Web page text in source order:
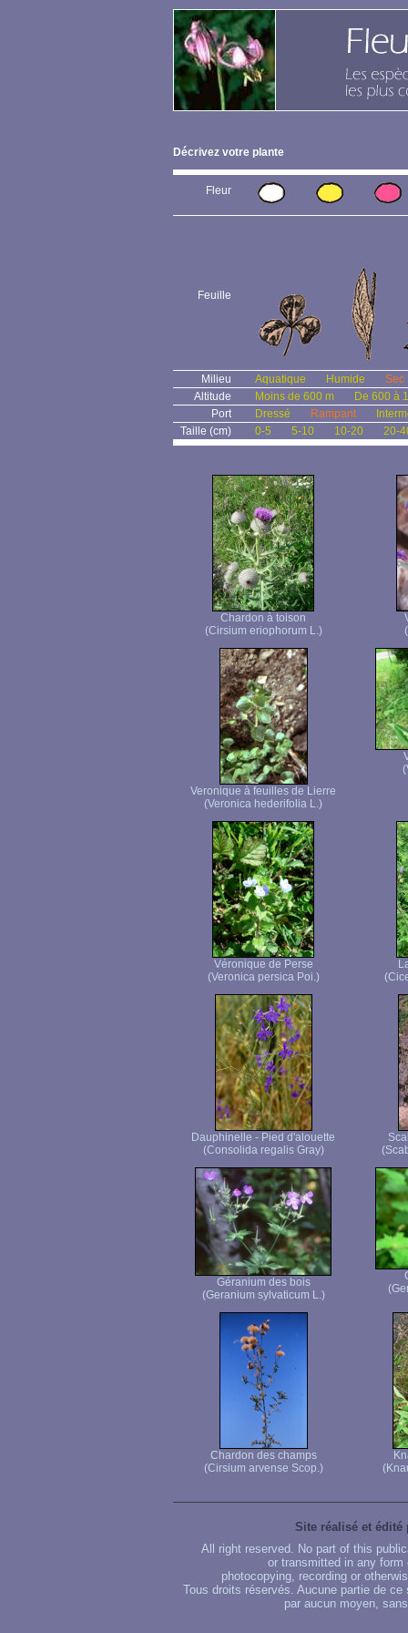
Décrivez votre plante
Fleur
Feuille
Milieu Aquatique Humide
Sec
Altitude
Moins de 600 m
De 600 à
Port
Dressé Rampant
Taille (cm)
0-5 5-10 10-20 20-
Chardon à toison
(Cirsium eriophorum L.)
Veronique à feuilles de Lierre
(Veronica hederifolia L.)
Véronique de Perse
(Veronica persica Poi.)
Dauphinelle - Pied d'alouette
(Consolida regalis Gray)
Géranium des bois
(Geranium sylvaticum L.)
Chardon des champs
(Cirsium arvense Scop.)
Site réalisé et édité
All right reserved. No part of this
or transmitted in any
photocopying, recording or
Tous droits réservés. Aucune partie de
par aucun moyen,